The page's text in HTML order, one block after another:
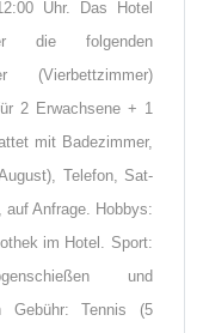
Uhr. Das Hotel
die folgenden
(Vierbettzimmer)
2 Erwachsene + 1
mit Badezimmer,
Telefon, Sat-
Anfrage. Hobbys:
im Hotel. Sport:
und
Gebühr: Tennis (5